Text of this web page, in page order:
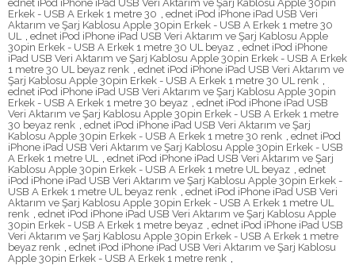
ednet iPod iPhone iPad USB Veri Aktarım ve Şarj Kablosu Apple 30pin
Erkek - USB A Erkek 1 metre 30
ednet iPod iPhone iPad USB Veri
Aktarım ve Şarj Kablosu Apple 30pin Erkek - USB A Erkek 1 metre 30
UL
ednet iPod iPhone iPad USB Veri Aktarım ve Şarj Kablosu Apple
30pin Erkek - USB A Erkek 1 metre 30 UL beyaz
ednet iPod iPhone
iPad USB Veri Aktarım ve Şarj Kablosu Apple 30pin Erkek - USB A Erkek
1 metre 30 UL beyaz renk
ednet iPod iPhone iPad USB Veri Aktarım ve
Şarj Kablosu Apple 30pin Erkek - USB A Erkek 1 metre 30 UL renk
ednet iPod iPhone iPad USB Veri Aktarım ve Şarj Kablosu Apple 30pin
Erkek - USB A Erkek 1 metre 30 beyaz
ednet iPod iPhone iPad USB
Veri Aktarım ve Şarj Kablosu Apple 30pin Erkek - USB A Erkek 1 metre
30 beyaz renk
ednet iPod iPhone iPad USB Veri Aktarım ve Şarj
Kablosu Apple 30pin Erkek - USB A Erkek 1 metre 30 renk
ednet iPod
iPhone iPad USB Veri Aktarım ve Şarj Kablosu Apple 30pin Erkek - USB
A Erkek 1 metre UL
ednet iPod iPhone iPad USB Veri Aktarım ve Şarj
Kablosu Apple 30pin Erkek - USB A Erkek 1 metre UL beyaz
ednet
iPod iPhone iPad USB Veri Aktarım ve Şarj Kablosu Apple 30pin Erkek -
USB A Erkek 1 metre UL beyaz renk
ednet iPod iPhone iPad USB Veri
Aktarım ve Şarj Kablosu Apple 30pin Erkek - USB A Erkek 1 metre UL
renk
ednet iPod iPhone iPad USB Veri Aktarım ve Şarj Kablosu Apple
30pin Erkek - USB A Erkek 1 metre beyaz
ednet iPod iPhone iPad USB
Veri Aktarım ve Şarj Kablosu Apple 30pin Erkek - USB A Erkek 1 metre
beyaz renk
ednet iPod iPhone iPad USB Veri Aktarım ve Şarj Kablosu
Apple 30pin Erkek - USB A Erkek 1 metre renk